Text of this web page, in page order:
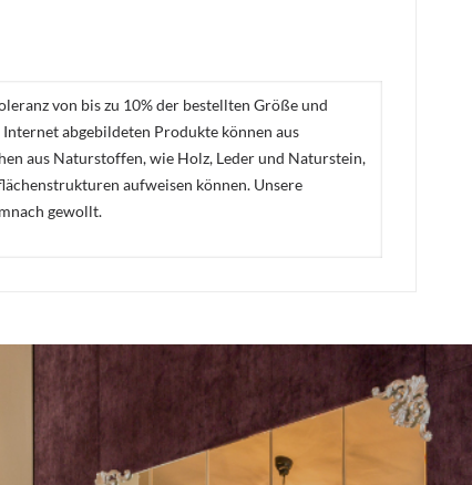
von bis zu 10% der bestellten Größe und
abgebildeten Produkte können aus
aus Naturstoffen, wie Holz, Leder und Naturstein,
aufweisen können. Unsere
gewollt.